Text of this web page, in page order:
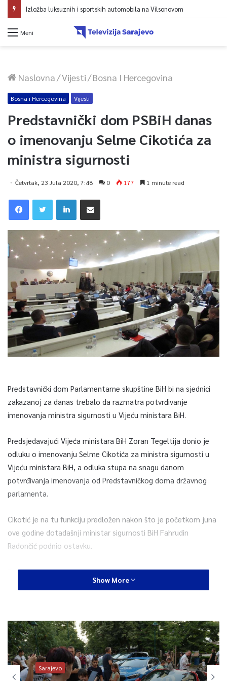
Izložba luksuznih i sportskih automobila na Vilsonovom
Meni
Naslovna/Vijesti/Bosna I Hercegovina
Bosna i Hercegovina Vijesti
Predstavnički dom PSBiH danas
o imenovanju Selme Cikotića za
ministra sigurnosti
Četvrtak, 23 Jula 2020, 7:48 0 177 1 minute read
Predstavnički dom Parlamentarne skupštine BiH bi na sjednici
zakazanoj za danas trebalo da razmatra potvrđivanje
imenovanja ministra sigurnosti u Vijeću ministara BiH.
Predsjedavajući Vijeća ministara BiH Zoran Tegeltija donio je
odluku o imenovanju Selme Cikotića za ministra sigurnosti u
Vijeću ministara BiH, a odluka stupa na snagu danom
potvrđivanja imenovanja od Predstavničkog doma državnog
parlamenta.
Cikotić je na tu funkciju predložen nakon što je početkom juna
ove godine dotadašnji ministar sigurnosti BiH Fahrudin
Radončić podnio ostavku.
Predstavnički dom bi trebao razmatrati i Prijedlog zakona o
izmjeni i dopunama Zakona o plaćama i drugim naknadama u
Trebali bi biti razmatrani i principi Prijedloga zakona o
sprečavanju sukoba interesa u institucijama vlasti BiH, čiji su
predlagači poslanici: Saša Magazinović, Damir Arnaut i Jasmin
Emrić, kao i principi Prijedloga zakona o izmjenama i dopunama
Show More
Sarajevo